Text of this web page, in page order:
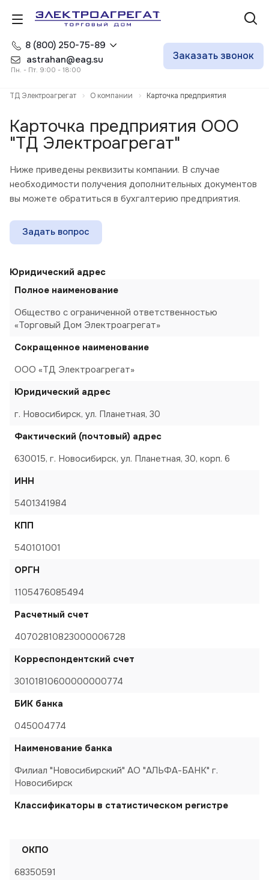
8 (800) 250-75-89
astrahan@eag.su
Пн. - Пт. 9:00 - 18:00
Заказать звонок
ТД Электроагрегат О компании Карточка предприятия
Карточка предприятия ООО
"ТД Электроагрегат"
Ниже приведены реквизиты компании. В случае
необходимости получения дополнительных документов
вы можете обратиться в бухгалтерию предприятия.
Задать вопрос
Юридический адрес
Полное наименование
Общество с ограниченной ответственностью
«Торговый Дом Электроагрегат»
Сокращенное наименование
ООО «ТД Электроагрегат»
Юридический адрес
г. Новосибирск, ул. Планетная, 30
Фактический (почтовый) адрес
630015, г. Новосибирск, ул. Планетная, 30, корп. 6
ИНН
5401341984
КПП
540101001
ОРГН
1105476085494
Расчетный счет
40702810823000006728
Корреспондентский счет
30101810600000000774
БИК банка
045004774
Наименование банка
Филиал "Новосибирский" АО "АЛЬФА-БАНК" г.
Новосибирск
Классификаторы в статистическом регистре
ОКПО
68350591